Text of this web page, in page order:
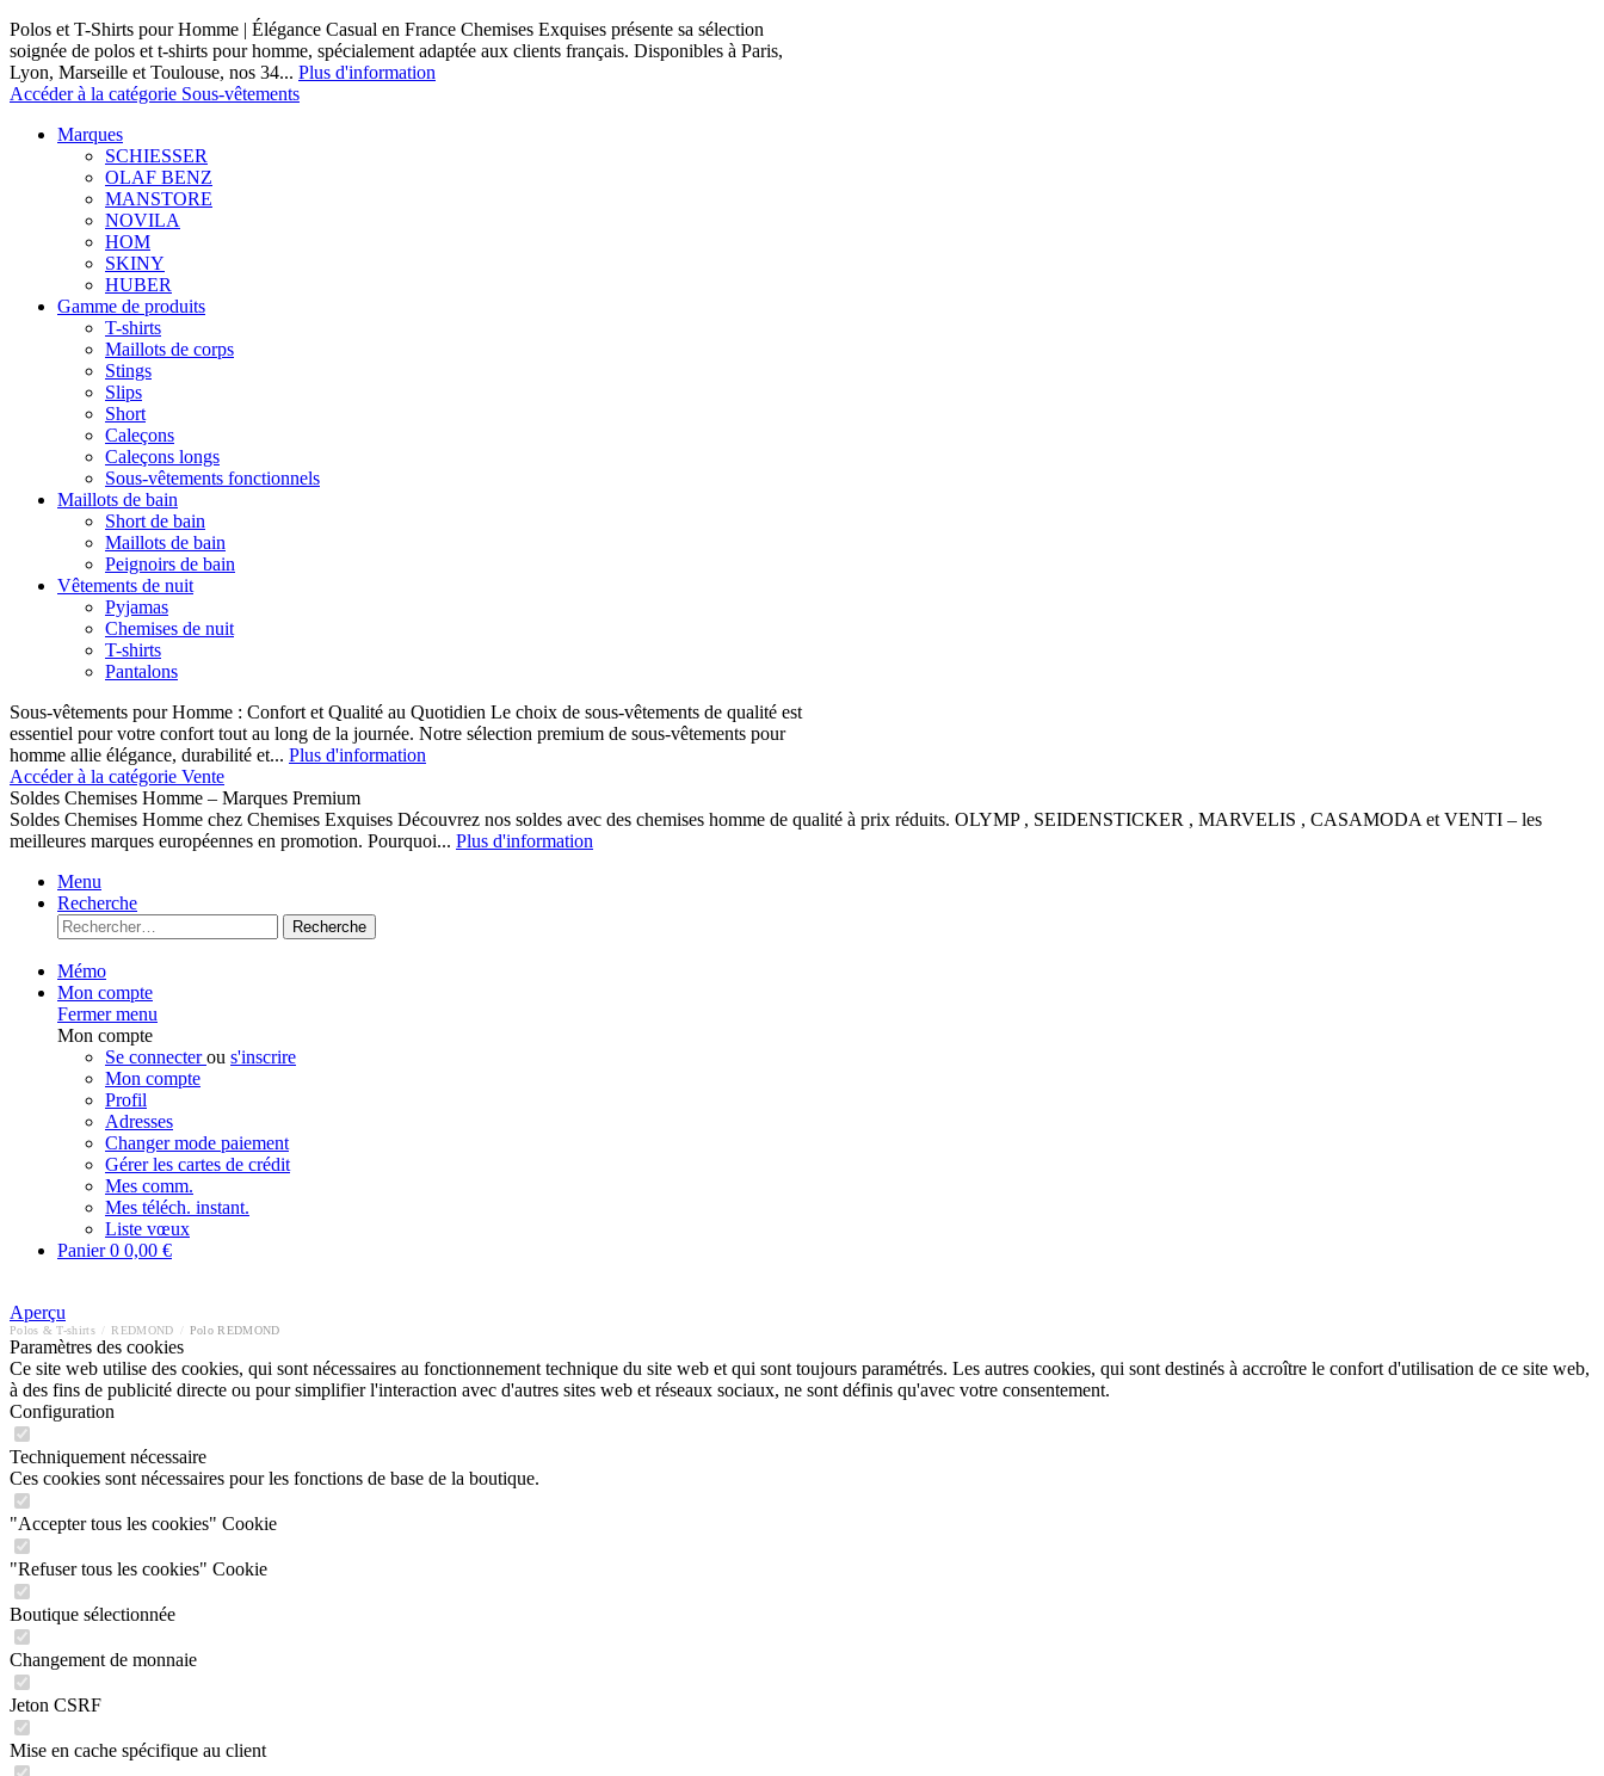
Polos et T-Shirts pour Homme | Élégance Casual en France Chemises Exquises présente sa sélection
soignée de polos et t-shirts pour homme, spécialement adaptée aux clients français. Disponibles à Paris,
Lyon, Marseille et Toulouse, nos 34... Plus d'information
Accéder à la catégorie Sous-vêtements
Marques
SCHIESSER
OLAF BENZ
MANSTORE
NOVILA
HOM
SKINY
HUBER
Gamme de produits
T-shirts
Maillots de corps
Stings
Slips
Short
Caleçons
Caleçons longs
Sous-vêtements fonctionnels
Maillots de bain
Short de bain
Maillots de bain
Peignoirs de bain
Vêtements de nuit
Pyjamas
Chemises de nuit
T-shirts
Pantalons
Sous-vêtements pour Homme : Confort et Qualité au Quotidien Le choix de sous-vêtements de qualité est
essentiel pour votre confort tout au long de la journée. Notre sélection premium de sous-vêtements pour
homme allie élégance, durabilité et... Plus d'information
Accéder à la catégorie Vente
Soldes Chemises Homme – Marques Premium
Soldes Chemises Homme chez Chemises Exquises Découvrez nos soldes avec des chemises homme de qualité à prix réduits. OLYMP , SEIDENSTICKER , MARVELIS , CASAMODA et VENTI – les
meilleures marques européennes en promotion. Pourquoi... Plus d'information
Menu
Recherche
Recherche
Mémo
Mon compte
Fermer menu
Mon compte
Se connecterou s'inscrire
Mon compte
Profil
Adresses
Changer mode paiement
Gérer les cartes de crédit
Mes comm.
Mes téléch. instant.
Liste vœux
Panier0 0,00 €
Aperçu
Polos & T-shirts REDMOND Polo REDMOND
Paramètres des cookies
Ce site web utilise des cookies, qui sont nécessaires au fonctionnement technique du site web et qui sont toujours paramétrés. Les autres cookies, qui sont destinés à accroître le confort d'utilisation de ce site web,
à des fins de publicité directe ou pour simplifier l'interaction avec d'autres sites web et réseaux sociaux, ne sont définis qu'avec votre consentement.
Configuration
Techniquement nécessaire
Ces cookies sont nécessaires pour les fonctions de base de la boutique.
"Accepter tous les cookies" Cookie
"Refuser tous les cookies" Cookie
Boutique sélectionnée
Changement de monnaie
Jeton CSRF
Mise en cache spécifique au client